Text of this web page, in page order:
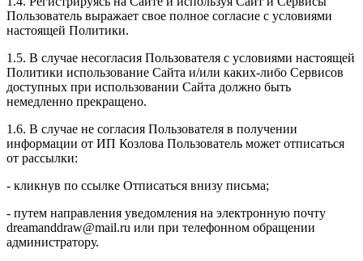
Пользователь выражает свое полное согласие с условиями
настоящей Политики.
1.5. В случае несогласия Пользователя с условиями настоящей
Политики использование Сайта и/или каких-либо Сервисов
доступных при использовании Сайта должно быть
немедленно прекращено.
1.6. В случае не согласия Пользователя в получении
информации от ИП Козлова Пользователь может отписаться
от рассылки:
- кликнув по ссылке Отписаться внизу письма;
- путем направления уведомления на электронную почту
dreamanddraw@mail.ru или при телефонном обращении
администратору.